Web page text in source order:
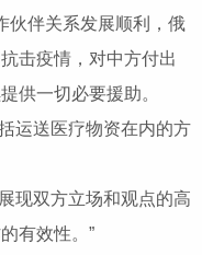
伴关系发展顺利，俄
击疫情，对中方付出
供一切必要援助。
运送医疗物资在内的方
现双方立场和观点的高
有效性。”